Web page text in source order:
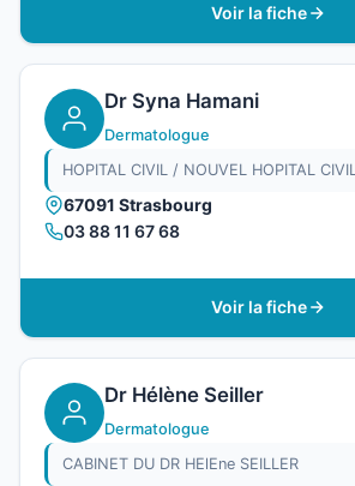
Voir la fiche
Dr Syna Hamani
Dermatologue
HOPITAL CIVIL / NOUVEL HOPITAL CIVIL
67091 Strasbourg
03 88 11 67 68
Voir la fiche
Dr Hélène Seiller
Dermatologue
CABINET DU DR HElEne SEILLER